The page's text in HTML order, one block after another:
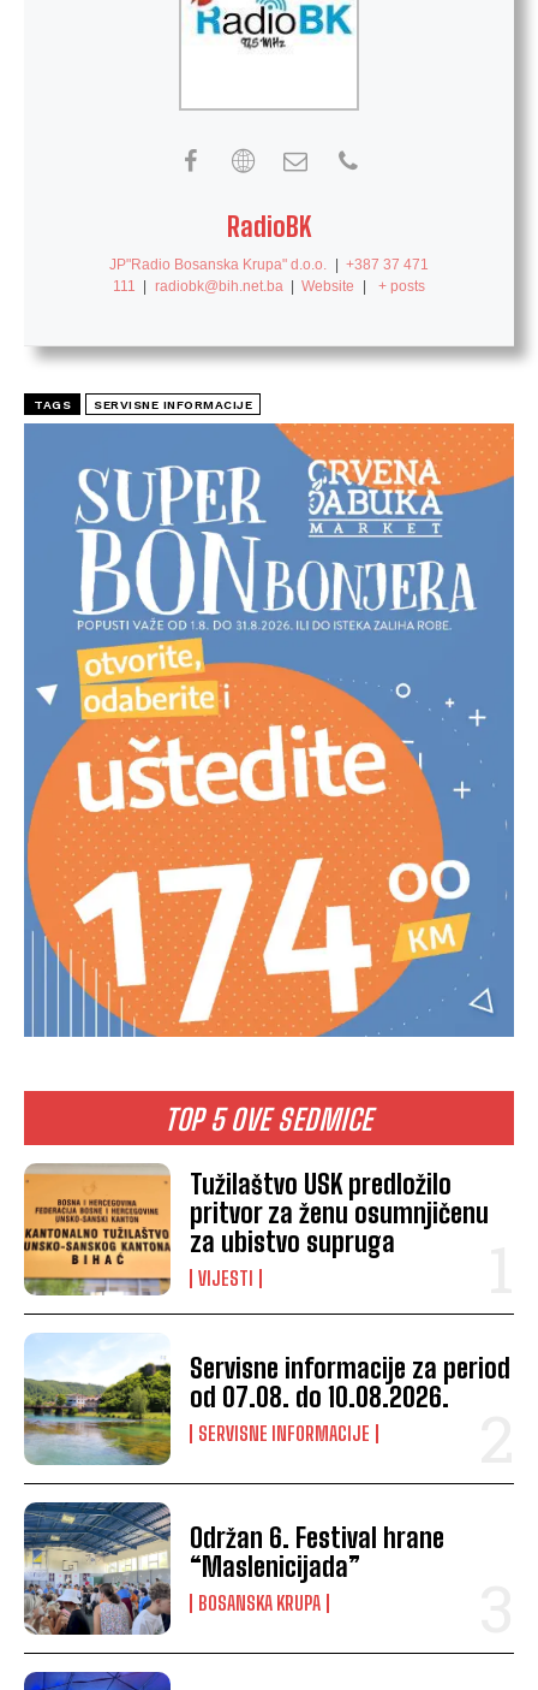
TOP 5 OVE SEDMICE
Tužilaštvo USK predložilo
pritvor za ženu osumnjičenu
za ubistvo supruga
VIJESTI
Servisne informacije za period
od 07.08. do 10.08.2026.
SERVISNE INFORMACIJE
Održan 6. Festival hrane
“Maslenicijada”
BOSANSKA KRUPA
RadioBK
JP"Radio Bosanska Krupa" d.o.o.
+387 37 471
111
radiobk@bih.net.ba Website + posts
TAGS SERVISNE INFORMACIJE